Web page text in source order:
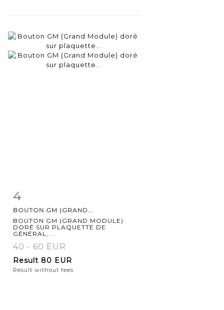
4
BOUTON GM (GRAND...
BOUTON GM (GRAND MODULE)
DORÉ SUR PLAQUETTE DE
GÉNÉRAL,...
40 - 60 EUR
Result 80 EUR
Result without fees